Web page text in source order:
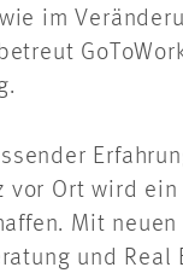
im
vor Ort wird
Mit
und